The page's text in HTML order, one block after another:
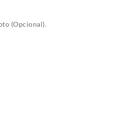
(Opcional).